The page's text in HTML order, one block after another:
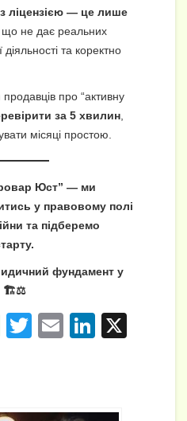
з ліцензією — це лише
, що не дає реальних
та коректно
про “активну
за 5 хвилин
місяці простою.
Юст” — ми
у правовому полі
та підберемо
фундамент у
🏗️⚖️
W
T
E
Li